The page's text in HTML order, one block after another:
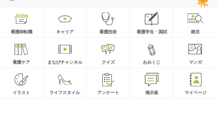
看護師転職 キャリア 看護技術 看護学生・国試 就活
看護ケア まなびチャンネル クイズ おみくじ マンガ
イラスト ライフスタイル アンケート 掲示板 マイページ